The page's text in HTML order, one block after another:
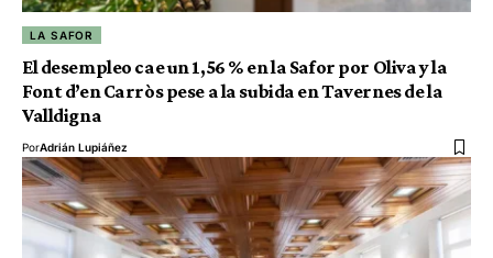
LA SAFOR
El desempleo cae un 1,56 % en la Safor por Oliva y la
Font d’en Carròs pese a la subida en Tavernes de la
Valldigna
PorAdrián Lupiáñez